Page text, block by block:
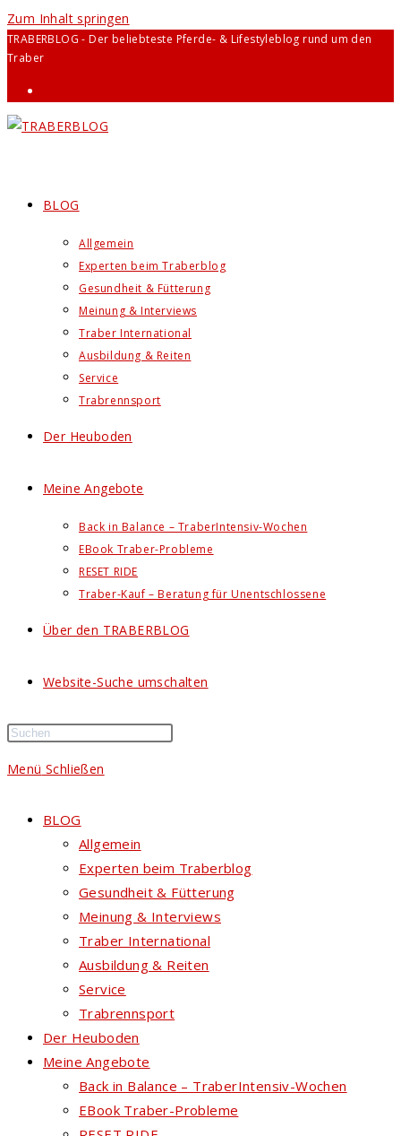
Zum Inhalt springen
TRABERBLOG - Der beliebteste Pferde- & Lifestyleblog rund um den
Traber
BLOG
Allgemein
Experten beim Traberblog
Gesundheit & Fütterung
Meinung & Interviews
Traber International
Ausbildung & Reiten
Service
Trabrennsport
Der Heuboden
Meine Angebote
Back in Balance – TraberIntensiv-Wochen
EBook Traber-Probleme
RESET RIDE
Traber-Kauf – Beratung für Unentschlossene
Über den TRABERBLOG
Website-Suche umschalten
Menü Schließen
BLOG
Allgemein
Experten beim Traberblog
Gesundheit & Fütterung
Meinung & Interviews
Traber International
Ausbildung & Reiten
Service
Trabrennsport
Der Heuboden
Meine Angebote
Back in Balance – TraberIntensiv-Wochen
EBook Traber-Probleme